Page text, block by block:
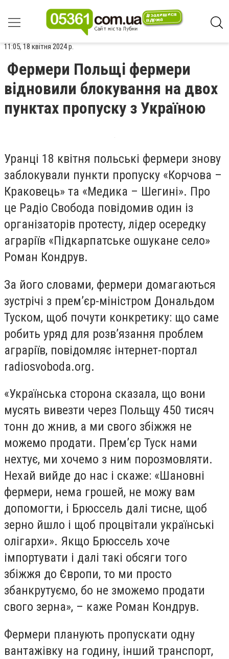
11:05, 18 квітня 2024 р.
Фермери Польщі фермери
відновили блокування на двох
пунктах пропуску з Україною
Уранці 18 квітня польські фермери знову
заблокували пункти пропуску «Корчова –
Краковець» та «Медика – Шегині». Про
це Радіо Свобода повідомив один із
організаторів протесту, лідер осередку
аграріїв «Підкарпатське ошукане село»
Роман Кондрув.
За його словами, фермери домагаються
зустрічі з премʼєр-міністром Дональдом
Туском, щоб почути конкретику: що саме
робить уряд для розвʼязання проблем
аграріїв, повідомляє інтернет-портал
radiosvoboda.org.
«Українська сторона сказала, що вони
мусять вивезти через Польщу 450 тисяч
тонн до жнив, а ми свого збіжжя не
можемо продати. Премʼєр Туск нами
нехтує, ми хочемо з ним порозмовляти.
Нехай вийде до нас і скаже: «Шановні
фермери, нема грошей, не можу вам
допомогти, і Брюссель далі тисне, щоб
зерно йшло і щоб процвітали українські
олігархи». Якщо Брюссель хоче
імпортувати і далі такі обсяги того
збіжжя до Європи, то ми просто
збанкрутуємо, бо не зможемо продати
свого зерна», – каже Роман Кондрув.
Фермери планують пропускати одну
вантажівку на годину, інший транспорт,